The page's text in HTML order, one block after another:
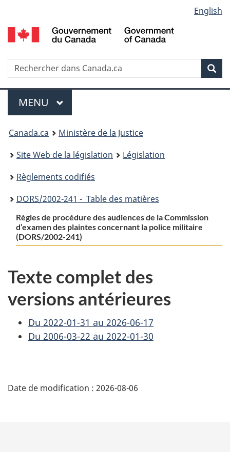
au
contenu
propos
de
la
HTML
simplifiée
selection
English
Recherche
Menu
MENU PRINCIPAL
You
are
here:
Canada.ca
Ministère de la Justice
Site Web de la législation
Législation
Règlements codifiés
DORS/2002-241 - Table des matières
Règles de procédure des audiences de la Commission
d’examen des plaintes concernant la police militaire
(DORS/2002-241)
Texte complet des
versions antérieures
Du 2022-01-31 au 2026-06-17
Du 2006-03-22 au 2022-01-30
é
Date de modification : 2026-08-06